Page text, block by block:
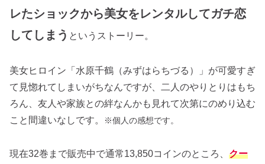
レたショックから美女をレンタルしてガチ恋
してしまう というストーリー。
美女ヒロイン「水原千鶴（みずはらちづる）」が可愛すぎ
て見惚れてしまいがちなんですが、二人のやりとりはもち
ろん、友人や家族との絆なんかも見れて次第にのめり込む
こと間違いなしです。
※個人の感想です。
現在32巻まで販売中で通常13,850コインのところ、 クー